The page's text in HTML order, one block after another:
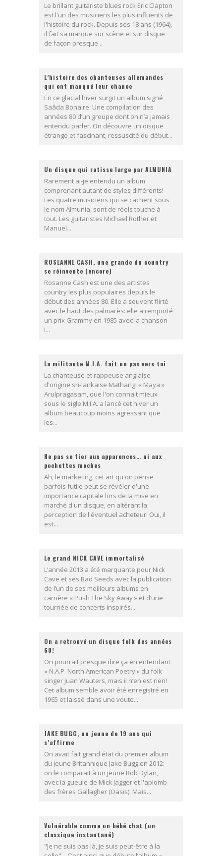
Le brillant guitariste blues rock Eric Clapton
est l'un des musiciens les plus influents de
l'histoire du rock. Depuis ses 18 ans (1964),
il fait sa marque sur scène et sur disque
de façon presque...
L’histoire des chanteuses allemandes
qui ont manqué leur chance
En ce glacial hiver surgit un album signé
Saâda Bonaire. Une compilation des
années 80 d’un groupe dont on n’a jamais
entendu parler. On découvre un disque
étrange et fascinant, ressuscité du début...
Un disque qui ratisse large par ALMUNIA
Rarement ai-je entendu un album
comprenant autant de styles différents!
Les quatre musiciens qui se cachent sous
le nom Almunia, sont de réels touche à
tout. Les guitaristes Michael Rother et
Manuel...
ROSEANNE CASH, une grande du country
se réinvente (encore)
Rosanne Cash est une des artistes
country les plus populaires depuis le
début des années 80. Elle a souvent flirté
avec le haut des palmarès: elle a remporté
un prix Grammy en 1985 avec la chanson
I...
La militante M.I.A. fait un pas vers toi
La chanteuse et rappeuse anglaise
d'origine sri-lankaise Mathangi « Maya »
Arulpragasam, que l'on connait mieux
sous le sigle M.I.A. a lancé cet hiver un
album beaucoup moins agressant que
les...
Ne pas se fier aux apparences… ni aux
pochettes moches
Ah, le marketing, cet art qu'on pense
parfois futile peut se révéler d'une
importance capitale lors de la mise en
marché d'un disque, en altérant la
perception de l'éventuel acheteur. Oui, il
est...
Le grand NICK CAVE immortalisé
L’année 2013 a été marquante pour Nick
Cave et ses Bad Seeds avec la publication
de l’un de ses meilleurs albums en
carrière « Push The Sky Away » et d’une
tournée de concerts inspirés....
On a retrouvé un disque folk des années
60!
On pourrait presque dire ça en entendant
« N.A.P. North American Poetry » du folk
singer Juan Wauters, mais il n’en est rien!
Cet album semble avoir été enregistré en
1965 et laissé dans une voute...
JAKE BUGG, un jeune de 19 ans qui
s’affirme
On avait fait grand état du premier album
du jeune Britannique Jake Bugg en 2012:
on le comparait à un jeune Bob Dylan,
avec la gueule de Mick Jagger et l'aplomb
des frères Gallagher (Oasis). Mais...
Vulnérable comme un bébé chat (un
classique instantané)
"Je ne suis pas là, je suis peut-être à la